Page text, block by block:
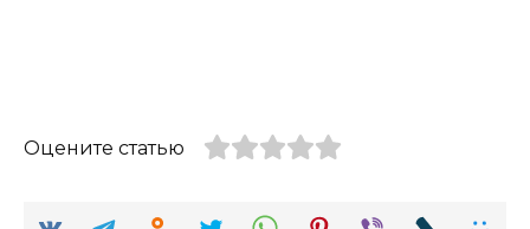
Оцените статью